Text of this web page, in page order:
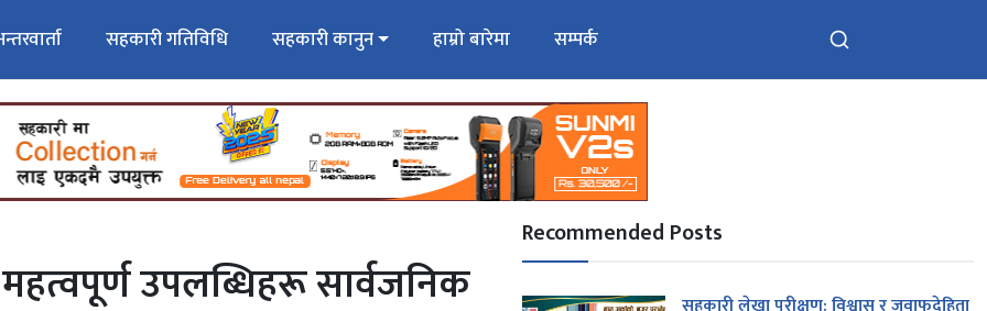
सहकारी गतिविधि सहकारी कानुन हाम्रो बारेमा सम्पर्क
उपलब्धिहरू सार्वजनिक
Recommended Posts